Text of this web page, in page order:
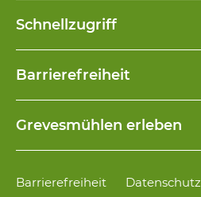
Schnellzugriff
überspringen
Barrierefreiheit
überspringen
Grevesmühlen erleben
Navigation
Barrierefreiheit Datenschutz